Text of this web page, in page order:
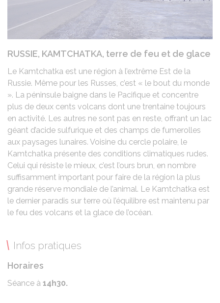
RUSSIE, KAMTCHATKA, terre de feu et de glace
Le Kamtchatka est une région à l’extrême Est de la
Russie. Même pour les Russes, c’est « le bout du monde
». La péninsule baigne dans le Pacifique et concentre
plus de deux cents volcans dont une trentaine toujours
en activité. Les autres ne sont pas en reste, offrant un lac
géant d’acide sulfurique et des champs de fumerolles
aux paysages lunaires. Voisine du cercle polaire, le
Kamtchatka présente des conditions climatiques rudes.
Celui qui résiste le mieux, c’est l’ours brun, en nombre
suffisamment important pour faire de la région la plus
grande réserve mondiale de l’animal. Le Kamtchatka est
le dernier paradis sur terre où l’équilibre est maintenu par
le feu des volcans et la glace de l’océan.
Infos pratiques
Horaires
Séance à 14h30.